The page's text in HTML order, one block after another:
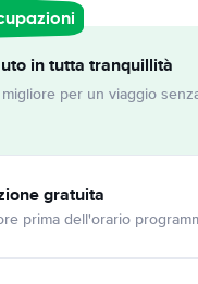
in tutta tranquillità
per un viaggio
gratuita
prima dell'orario